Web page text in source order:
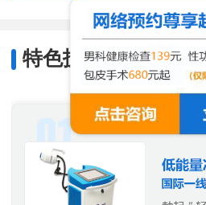
特色技术/Characteristic